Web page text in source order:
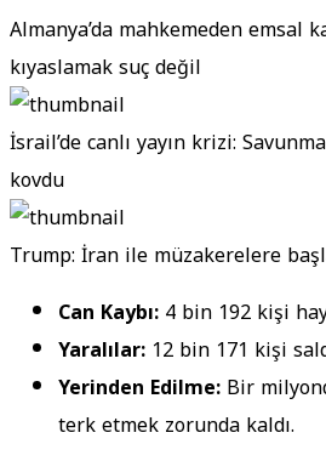
Almanya’da mahkemeden emsal
kıyaslamak suç değil
İsrail’de canlı yayın krizi:
kovdu
Trump: İran ile müzakerelere
Can Kaybı:4 bin 192 kişi
Yaralılar: 12 bin 171 kişi
Yerinden Edilme:Bir
terk etmek zorunda kaldı.